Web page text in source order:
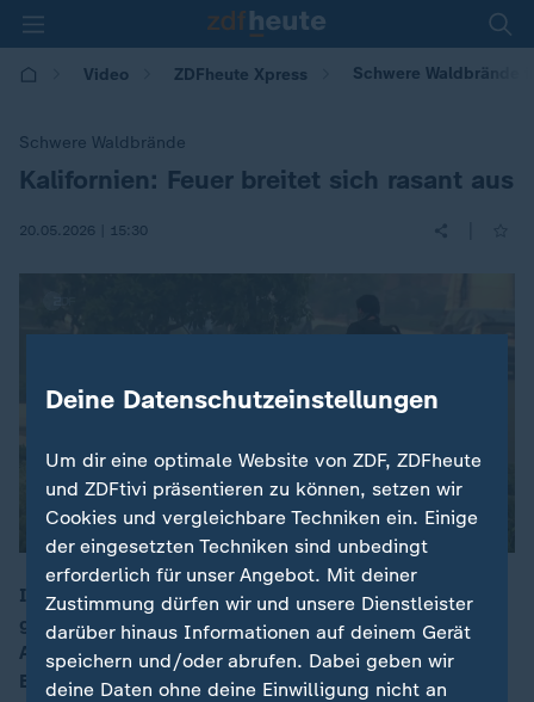
Video ZDFheute Xpress Schwere Waldbrände
Schwere Waldbrände
:Kalifornien: Feuer breitet sich rasant aus
20.05.2026 | 15:30
00:17
In Kalifornien kämpfen Hunderte Feuerwehrleute
gegen Waldbrände, die sich rasant ausbreiten. 17.000
Anwohner mussten bereits ihre Häuser verlassen, die
Brandursache ist noch unklar.
Deine Datenschutzeinstellungen
Um dir eine optimale Website von ZDF, ZDFheute
und ZDFtivi präsentieren zu können, setzen wir
Cookies und vergleichbare Techniken ein. Einige
der eingesetzten Techniken sind unbedingt
erforderlich für unser Angebot. Mit deiner
Zustimmung dürfen wir und unsere Dienstleister
darüber hinaus Informationen auf deinem Gerät
speichern und/oder abrufen. Dabei geben wir
deine Daten ohne deine Einwilligung nicht an